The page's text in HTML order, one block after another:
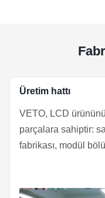
Üretim hattı
VETO, LCD
parçalara sahiptir:
fabrikası, modül